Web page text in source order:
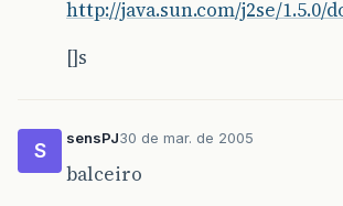
http://java.sun.com/j2se/1.5.0/
[]s
S
sensPJ30 de mar. de 2005
balceiro